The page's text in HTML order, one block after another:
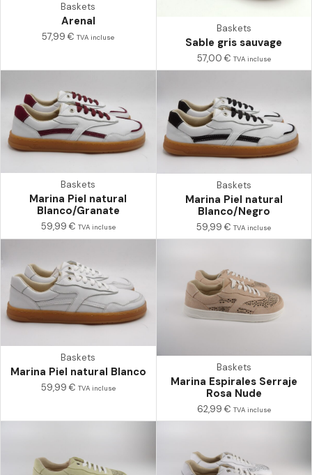
Baskets
Arenal
57,99€ TVA incluse
Baskets
Sable gris sauvage
57,00€ TVA incluse
Baskets
Marina Piel natural
Blanco/Granate
59,99€ TVA incluse
Baskets
Marina Piel natural
Blanco/Negro
59,99€ TVA incluse
Baskets
Marina Piel natural Blanco
59,99€ TVA incluse
Baskets
Marina Espirales Serraje
Rosa Nude
62,99€ TVA incluse